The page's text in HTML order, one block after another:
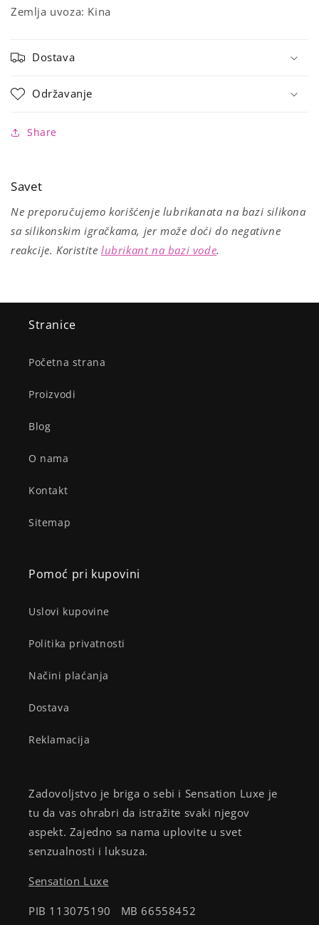
Zemlja uvoza: Kina
Dostava
Održavanje
Share
Savet
Ne preporučujemo korišćenje lubrikanata na bazi silikona
sa silikonskim igračkama, jer može doći do negativne
reakcije. Koristite lubrikant na bazi vode.
Stranice
Početna strana
Proizvodi
Blog
O nama
Kontakt
Sitemap
Pomoć pri kupovini
Uslovi kupovine
Politika privatnosti
Načini plaćanja
Dostava
Reklamacija
Zadovoljstvo je briga o sebi i Sensation Luxe je
tu da vas ohrabri da istražite svaki njegov
aspekt. Zajedno sa nama uplovite u svet
senzualnosti i luksuza.
Sensation Luxe
PIB 113075190 MB 66558452